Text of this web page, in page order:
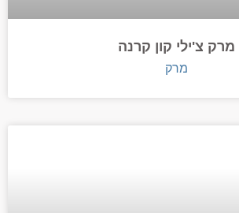
מרק צ'ילי קון קרנה
מרק